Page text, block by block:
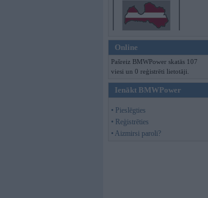
Online
Pašreiz BMWPower skatās 107
viesi un 0 reģistrēti lietotāji.
Ienākt BMWPower
• Pieslēgties
• Reģistrēties
• Aizmirsi paroli?